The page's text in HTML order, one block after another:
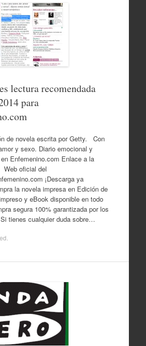
lectura recomendada
para
de novela escrita por Getty. Con
y sexo. Diario emocional y
Enfemenino.com Enlace a la
oficial del
¡Descarga ya
la novela impresa en Edición de
y eBook disponible en todo
segura 100% garantizada por los
tienes cualquier duda sobre…